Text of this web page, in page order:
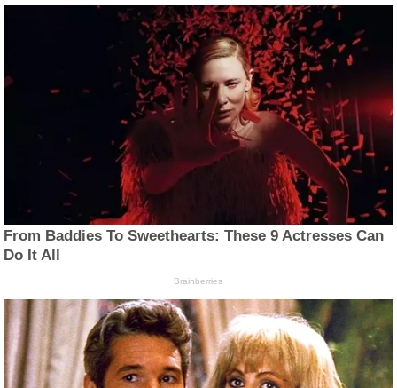
From Baddies To Sweethearts: These 9 Actresses Can
Do It All
Brainberries